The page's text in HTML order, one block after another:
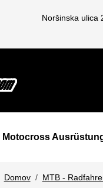
Noršinska ulica
Motocross
Domov MTB -